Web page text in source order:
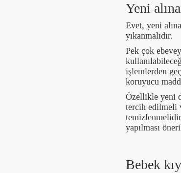
Yeni
Evet, yeni
yıkanmalıdır.
Pek çok
işlemlerden
koruyucu
Özellikle yeni
tercih edilmeli
yapılması
Bebek